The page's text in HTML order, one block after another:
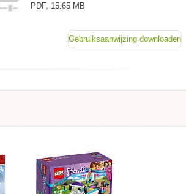
PDF, 15.65 MB
Gebruiksaanwijzing downloaden